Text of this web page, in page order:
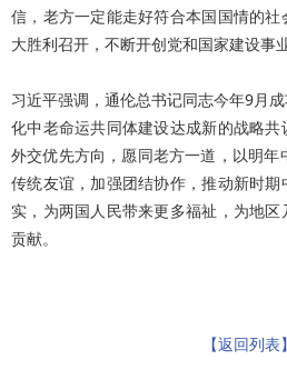
信，老方一定能走好符合本国国情的
大胜利召开，不断开创党和国家建设事
习近平强调，通伦总书记同志今年9月
化中老命运共同体建设达成新的战略
外交优先方向，愿同老方一道，以明
传统友谊，加强团结协作，推动新时
实，为两国人民带来更多福祉，为地
贡献。
【返回列表】